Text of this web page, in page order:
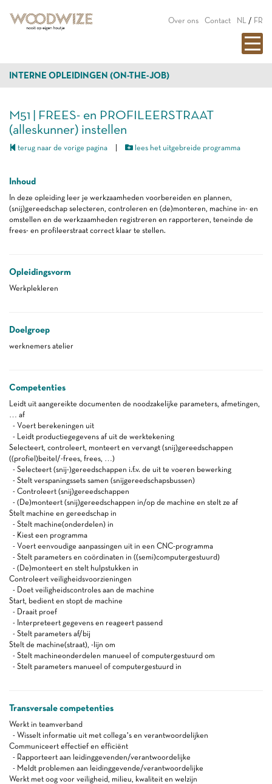
Over ons Contact NL / FR
INTERNE OPLEIDINGEN (ON-THE-JOB)
M51 | FREES- en PROFILEERSTRAAT
(alleskunner) instellen
terug naar de vorige pagina lees het uitgebreide programma
Inhoud
In deze opleiding leer je werkzaamheden voorbereiden en plannen,
(snij)gereedschap selecteren, controleren en (de)monteren, machine in- en
omstellen en de werkzaamheden registreren en rapporteren, teneinde de
frees- en profileerstraat correct klaar te stellen.
Opleidingsvorm
Werkplekleren
Doelgroep
werknemers atelier
Competenties
Leidt uit aangereikte documenten de noodzakelijke parameters, afmetingen,
… af
- Voert berekeningen uit
- Leidt productiegegevens af uit de werktekening
Selecteert, controleert, monteert en vervangt (snij)gereedschappen
((profiel)beitel/-frees, frees, …)
- Selecteert (snij-)gereedschappen i.f.v. de uit te voeren bewerking
- Stelt verspaningssets samen (snijgereedschapsbussen)
- Controleert (snij)gereedschappen
- (De)monteert (snij)gereedschappen in/op de machine en stelt ze af
Stelt machine en gereedschap in
- Stelt machine(onderdelen) in
- Kiest een programma
- Voert eenvoudige aanpassingen uit in een CNC-programma
- Stelt parameters en coördinaten in ((semi)computergestuurd)
- (De)monteert en stelt hulpstukken in
Controleert veiligheidsvoorzieningen
- Doet veiligheidscontroles aan de machine
Start, bedient en stopt de machine
- Draait proef
- Interpreteert gegevens en reageert passend
- Stelt parameters af/bij
Stelt de machine(straat), -lijn om
- Stelt machineonderdelen manueel of computergestuurd om
- Stelt parameters manueel of computergestuurd in
Transversale competenties
Werkt in teamverband
- Wisselt informatie uit met collega’s en verantwoordelijken
Communiceert effectief en efficiënt
- Rapporteert aan leidinggevenden/verantwoordelijke
- Meldt problemen aan leidinggevende/verantwoordelijke
Werkt met oog voor veiligheid, milieu, kwaliteit en welzijn